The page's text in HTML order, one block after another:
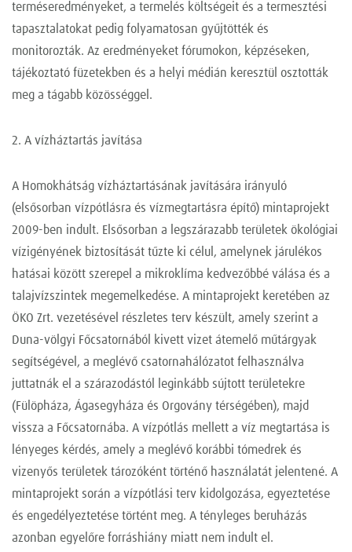
terméseredményeket, a termelés költségeit és a termesztési
tapasztalatokat pedig folyamatosan gyűjtötték és
monitorozták. Az eredményeket fórumokon, képzéseken,
tájékoztató füzetekben és a helyi médián keresztül osztották
meg a tágabb közösséggel.
2. A vízháztartás javítása
A Homokhátság vízháztartásának javítására irányuló
(elsősorban vízpótlásra és vízmegtartásra építő) mintaprojekt
2009-ben indult. Elsősorban a legszárazabb területek ökológiai
vízigényének biztosítását tűzte ki célul, amelynek járulékos
hatásai között szerepel a mikroklíma kedvezőbbé válása és a
talajvízszintek megemelkedése. A mintaprojekt keretében az
ÖKO Zrt. vezetésével részletes terv készült, amely szerint a
Duna-völgyi Főcsatornából kivett vizet átemelő műtárgyak
segítségével, a meglévő csatornahálózatot felhasználva
juttatnák el a szárazodástól leginkább sújtott területekre
(Fülöpháza, Ágasegyháza és Orgovány térségében), majd
vissza a Főcsatornába. A vízpótlás mellett a víz megtartása is
lényeges kérdés, amely a meglévő korábbi tómedrek és
vizenyős területek tározóként történő használatát jelentené. A
mintaprojekt során a vízpótlási terv kidolgozása, egyeztetése
és engedélyeztetése történt meg. A tényleges beruházás
azonban egyelőre forráshiány miatt nem indult el.